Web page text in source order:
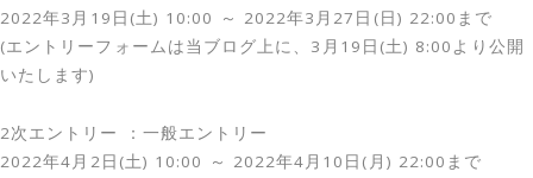
2022年3月19日(土) 10:00 ～ 2022年3月27日(日) 22:00まで
(エントリーフォームは当ブログ上に、3月19日(土) 8:00より公開
いたします)
2次エントリー ：一般エントリー
2022年4月2日(土) 10:00 ～ 2022年4月10日(月) 22:00まで